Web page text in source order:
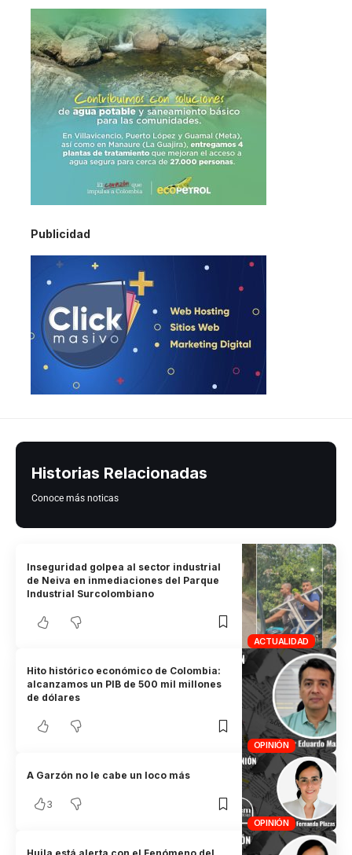
Publicidad
Historias Relacionadas
Conoce más noticas
ACTUALIDAD
Inseguridad golpea al sector industrial
de Neiva en inmediaciones del Parque
Industrial Surcolombiano
OPINIÓN
Hito histórico económico de Colombia:
alcanzamos un PIB de 500 mil millones
de dólares
OPINIÓN
A Garzón no le cabe un loco más
3